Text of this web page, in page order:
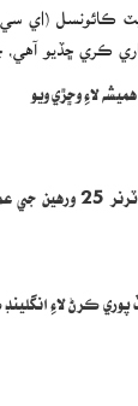
ڪائونسل (اي سي
هميشه لاءِ وڇڙي ويو
انگلينڊ جي جان
ڪرڻ لاءِ انگلينڊ